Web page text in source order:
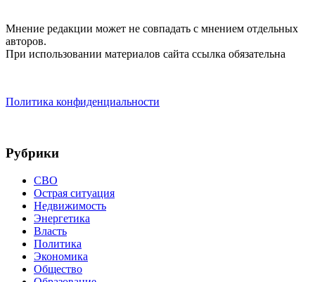
Мнение редакции может не совпадать с мнением отдельных
авторов.
При использовании материалов сайта ссылка обязательна
Политика конфиденциальности
Рубрики
СВО
Острая ситуация
Недвижимость
Энергетика
Власть
Политика
Экономика
Общество